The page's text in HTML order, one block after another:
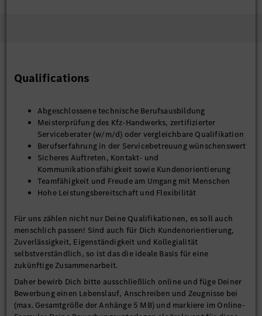
Qualifications
Abgeschlossene technische Berufsausbildung
Meisterprüfung des Kfz-Handwerks, zertifizierter
Serviceberater (w/m/d) oder vergleichbare Qualifikation
Berufserfahrung in der Servicebetreuung wünschenswert
Sicheres Auftreten, Kontakt- und
Kommunikationsfähigkeit sowie Kundenorientierung
Teamfähigkeit und Freude am Umgang mit Menschen
Hohe Leistungsbereitschaft und Flexibilität
Für uns zählen nicht nur Deine Qualifikationen, es soll auch
menschlich passen! Sind auch für Dich Kundenorientierung,
Zuverlässigkeit, Eigenständigkeit und Kollegialität
selbstverständlich, so ist das die ideale Basis für eine
zukünftige Zusammenarbeit.
Daher bewirb Dich bitte ausschließlich online und füge Deiner
Bewerbung einen Lebenslauf, Anschreiben und Zeugnisse bei
(max. Gesamtgröße der Anhänge 5 MB) und markiere im Online-